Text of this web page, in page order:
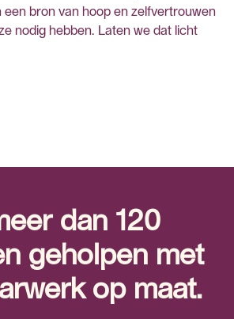
een bron van hoop en zelfvertrouwen
nodig hebben. Laten we dat licht
dan 120
geholpen met
op maat.